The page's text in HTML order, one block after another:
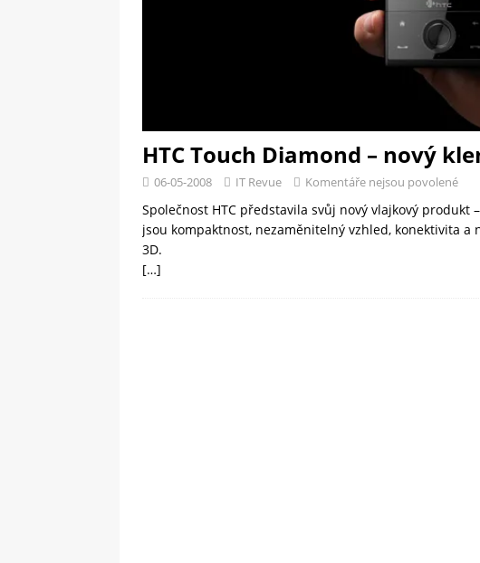
HTC Touch Diamond – nový
06-05-2008 IT Revue Komentáře nejsou povolené
Společnost HTC představila svůj nový vlajkový produkt
jsou kompaktnost, nezaměnitelný vzhled, konektivita a
3D.
[…]